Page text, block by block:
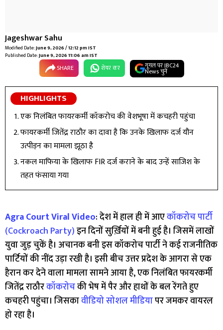
Jageshwar Sahu
Modified Date:June 9, 2026 / 12:12 pm IST
Published Date:June 9, 2026 11:06 am IST
SHARE शेयर कर गूगल पर IBC24
News चुनें
HIGHLIGHTS
एक निलंबित फायरकर्मी कॉकरोच की वेशभूषा में कचहरी पहुंचा
फायरकर्मी जितेंद्र राठौर का दावा है कि उनके खिलाफ दर्ज यौन
उत्पीड़न का मामला झूठा है
नकल माफिया के खिलाफ FIR दर्ज कराने के बाद उन्हें साजिश के
तहत फंसाया गया
Agra Court Viral Video: देश में हाल ही में आएकॉकरोच पार्टी
(Cockroach Party)इन दिनों सुर्ख़ियों में बनी हुई है। जिसमें लाखों
युवा जुड़ चुकें है। अचानक बनी इस कॉकरोच पार्टी ने कई राजनीतिक
पार्टियों की नींद उड़ा रखी है। इसी बीच उत्तर प्रदेश के आगरा से एक
हैरान कर देने वाला मामला सामने आया है, एक निलंबित फायरकर्मी
जितेंद्र राठौरकॉकरोचकी भेष में पैर और हाथों के बल रेंगते हुए
कचहरी पहुंचा। जिसकावीडियो सोशल मीडियापर जमकर वायरल
हो रहा है।